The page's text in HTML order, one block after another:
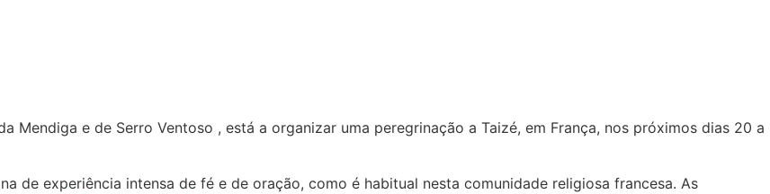
Mendiga e de Serro Ventoso , está a organizar uma peregrinação a Taizé, em França, nos próximos dias 20 a
de experiência intensa de fé e de oração, como é habitual nesta comunidade religiosa francesa. As